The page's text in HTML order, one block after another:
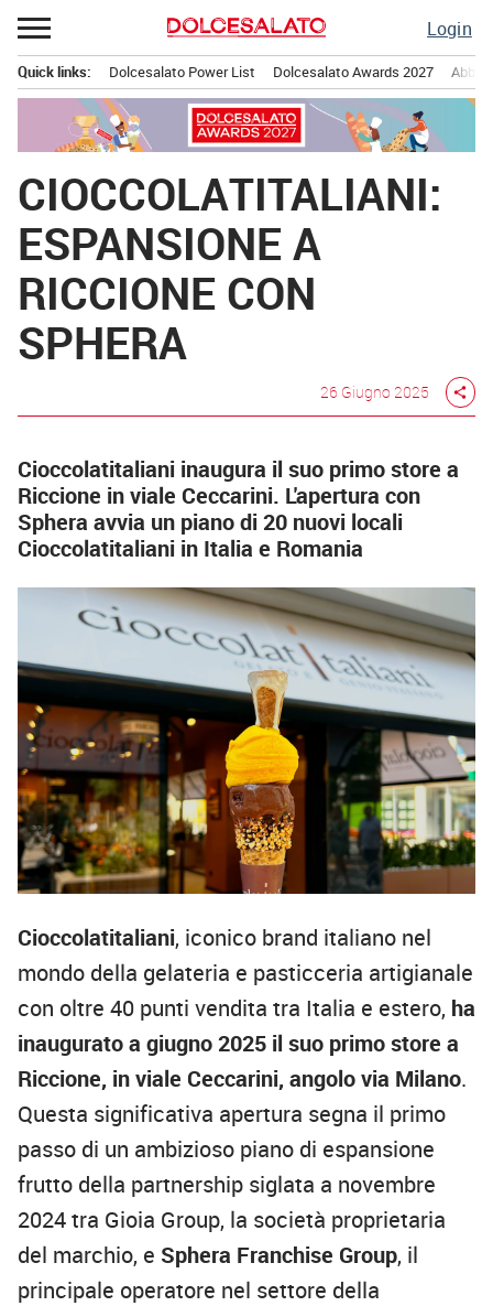
Passa
al
contenuto
Login
principale
Quick links: Dolcesalato Power List Dolcesalato Awards 2027
CIOCCOLATITALIANI:
ESPANSIONE A
RICCIONE CON
SPHERA
26 Giugno 2025 share
Cioccolatitaliani inaugura il suo primo store a
Riccione in viale Ceccarini. L'apertura con
Sphera avvia un piano di 20 nuovi locali
Cioccolatitaliani in Italia e Romania
Cioccolatitaliani, iconico brand italiano nel
mondo della gelateria e pasticceria artigianale
con oltre 40 punti vendita tra Italia e estero, ha
inaugurato a giugno 2025 il suo primo store a
Riccione, in viale Ceccarini, angolo via Milano.
Questa significativa apertura segna il primo
passo di un ambizioso piano di espansione
frutto della partnership siglata a novembre
2024 tra Gioia Group, la società proprietaria
del marchio, e Sphera Franchise Group, il
principale operatore nel settore della